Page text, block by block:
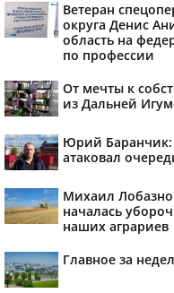
Ветеран
округа Денис
область на
по профессии
От мечты к
из Дальней
Юрий Баранчик:
атаковал
Михаил
началась
наших аграриев
Главное за